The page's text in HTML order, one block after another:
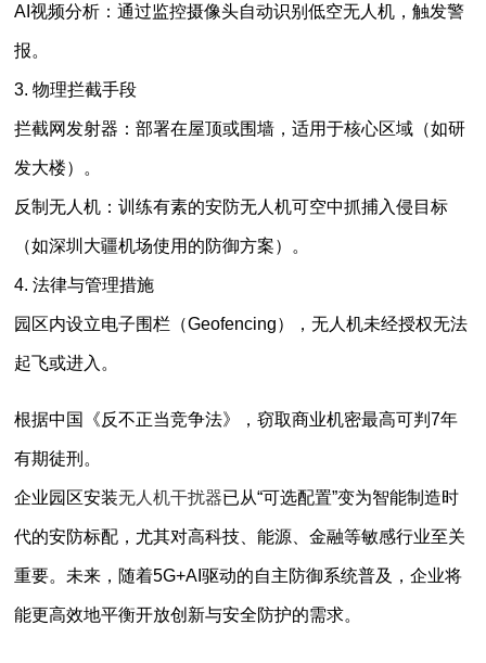
AI视频分析：通过监控摄像头自动识别低空无人机，触发警
报。
3. 物理拦截手段
拦截网发射器：部署在屋顶或围墙，适用于核心区域（如研
发大楼）。
反制无人机：训练有素的安防无人机可空中抓捕入侵目标
（如深圳大疆机场使用的防御方案）。
4. 法律与管理措施
园区内设立电子围栏（Geofencing），无人机未经授权无法
起飞或进入。
根据中国《反不正当竞争法》，窃取商业机密最高可判7年
有期徒刑。
企业园区安装无人机干扰器已从“可选配置”变为智能制造时
代的安防标配，尤其对高科技、能源、金融等敏感行业至关
重要。未来，随着5G+AI驱动的自主防御系统普及，企业将
能更高效地平衡开放创新与安全防护的需求。